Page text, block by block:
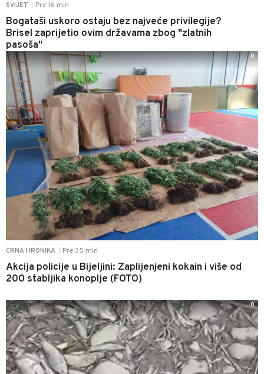
SVIJET Pre 16 min
Bogataši uskoro ostaju bez najveće privilegije?
Brisel zaprijetio ovim državama zbog "zlatnih
pasoša"
CRNA HRONIKA Pre 35 min
Akcija policije u Bijeljini: Zaplijenjeni kokain i više od
200 stabljika konoplje (FOTO)
0
0